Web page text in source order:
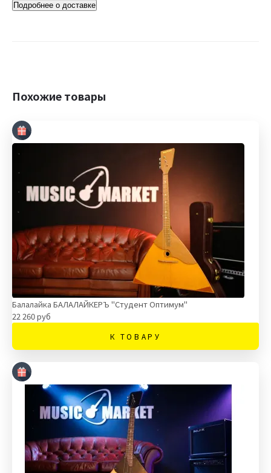
Подробнее о доставке
Похожие товары
Балалайка БАЛАЛАЙКЕРЪ "Студент Оптимум"
22 260 руб
К ТОВАРУ